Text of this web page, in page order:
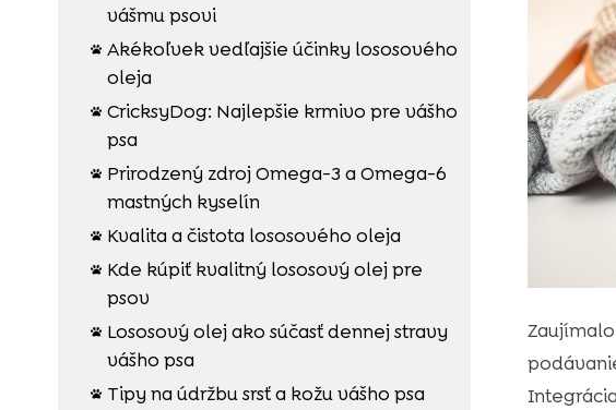
vášmu psovi
 Akékoľvek vedľajšie účinky lososového
oleja
 CricksyDog: Najlepšie krmivo pre vášho
psa

Prirodzený zdroj Omega-3 a Omega-6
mastných kyselín
 Kvalita a čistota lososového oleja

Kde kúpiť kvalitný lososový olej pre
psov

Lososový olej ako súčasť dennej stravy
vášho psa
 Tipy na údržbu srsť a kožu vášho psa